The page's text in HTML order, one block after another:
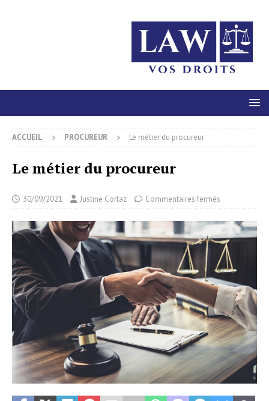
ACCUEIL PROCUREUR Le métier du procureur
Le métier du procureur
30/09/2021 Justine Cortaz Commentaires fermés